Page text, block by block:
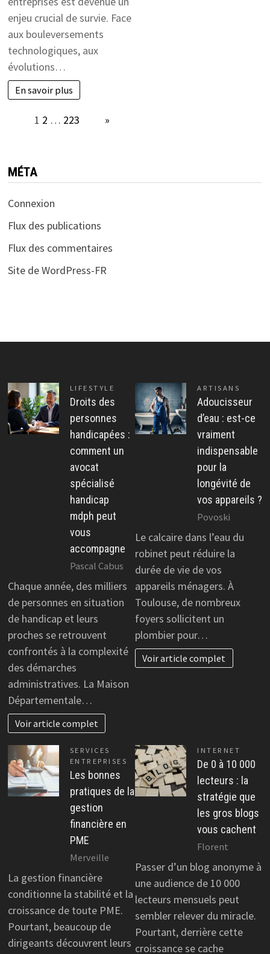
enjeu crucial de survie. Face
aux bouleversements
technologiques, aux
évolutions…
En savoir plus
1 2 … 223 »
MÉTA
Connexion
Flux des publications
Flux des commentaires
Site de WordPress-FR
LIFESTYLE
Droits des
personnes
handicapées :
comment un
avocat
spécialisé
handicap
mdph peut
vous
accompagne
Pascal Cabus
Chaque année, des milliers
de personnes en situation
de handicap et leurs
proches se retrouvent
confrontés à la complexité
des démarches
administratives. La Maison
Départementale…
Voir article complet
ARTISANS
Adoucisseur
d’eau : est-ce
vraiment
indispensable
pour la
longévité de
vos appareils ?
Povoski
Le calcaire dans l’eau du
robinet peut réduire la
durée de vie de vos
appareils ménagers. À
Toulouse, de nombreux
foyers sollicitent un
plombier pour…
Voir article complet
SERVICES
ENTREPRISES
Les bonnes
pratiques de la
gestion
financière en
PME
Merveille
La gestion financière
conditionne la stabilité et la
croissance de toute PME.
Pourtant, beaucoup de
dirigeants découvrent leurs
INTERNET
De 0 à 10 000
lecteurs : la
stratégie que
les gros blogs
vous cachent
Florent
Passer d’un blog anonyme à
une audience de 10 000
lecteurs mensuels peut
sembler relever du miracle.
Pourtant, derrière cette
croissance se cache